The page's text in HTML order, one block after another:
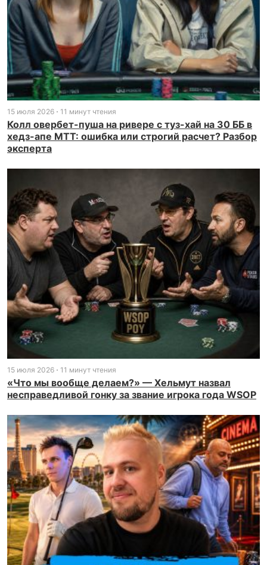
15 июля 2026 11 минут чтения
Колл овербет-пуша на ривере с туз-хай на 30 ББ в
хедз-апе МТТ: ошибка или строгий расчет? Разбор
эксперта
15 июля 2026 11 минут чтения
«Что мы вообще делаем?» — Хельмут назвал
несправедливой гонку за звание игрока года WSOP